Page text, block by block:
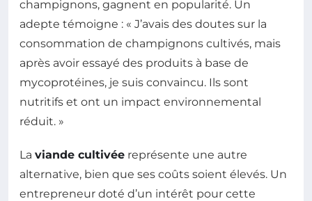
champignons, gagnent en popularité. Un
adepte témoigne : « J’avais des doutes sur la
consommation de champignons cultivés, mais
après avoir essayé des produits à base de
mycoprotéines, je suis convaincu. Ils sont
nutritifs et ont un impact environnemental
réduit. »
La viande cultivée représente une autre
alternative, bien que ses coûts soient élevés. Un
entrepreneur doté d’un intérêt pour cette